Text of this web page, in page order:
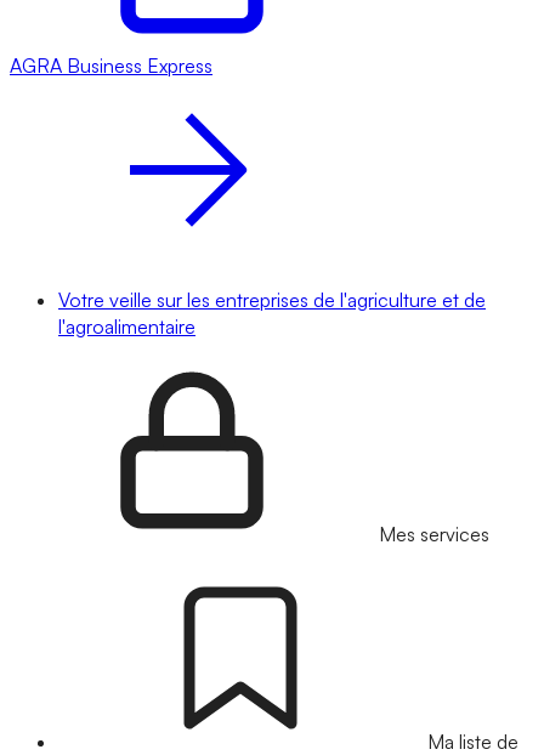
AGRA Business Express
Votre veille sur les entreprises de l'agriculture et de
l'agroalimentaire
Mes services
Ma liste de